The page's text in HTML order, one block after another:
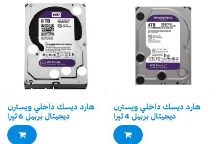
هارد ديسك داخلي ويسترن
ديجيتال بربيل 6 تيرا
هارد ديسك داخلي ويسترن
ديجيتال بربيل 4 تيرا